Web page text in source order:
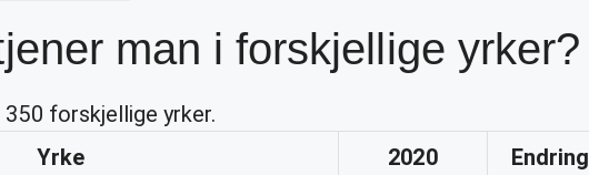
man i forskjellige yrker?
forskjellige yrker.
Yrke
2020
Endring